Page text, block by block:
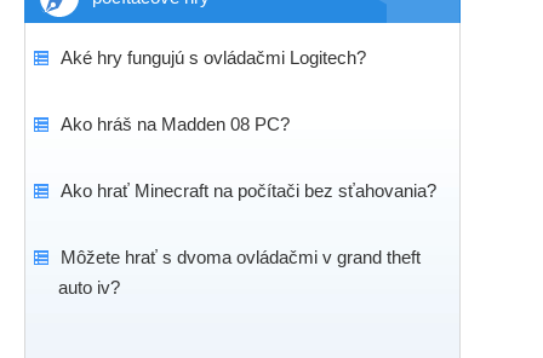
Aké hry fungujú s ovládačmi Logitech?
Ako hráš na Madden 08 PC?
Ako hrať Minecraft na počítači bez sťahovania?
Môžete hrať s dvoma ovládačmi v grand theft
auto iv?